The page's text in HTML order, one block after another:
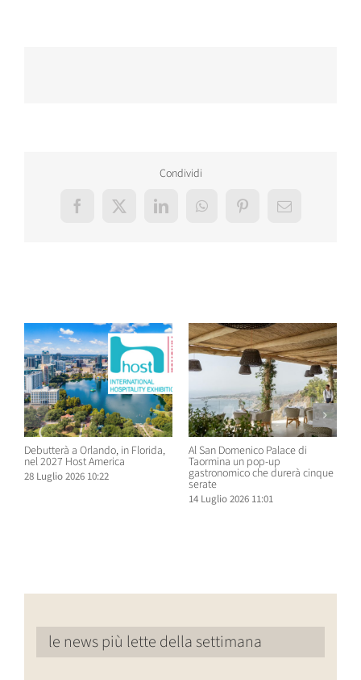
Condividi
Facebook
X LinkedInWhatsAppPinterestEmail
Debutterà a Orlando, in Florida,
nel 2027 Host America
28 Luglio 2026 10:22
Al San Domenico Palace di
Taormina un pop-up
gastronomico che durerà cinque
serate
14 Luglio 2026 11:01
le news più lette della settimana